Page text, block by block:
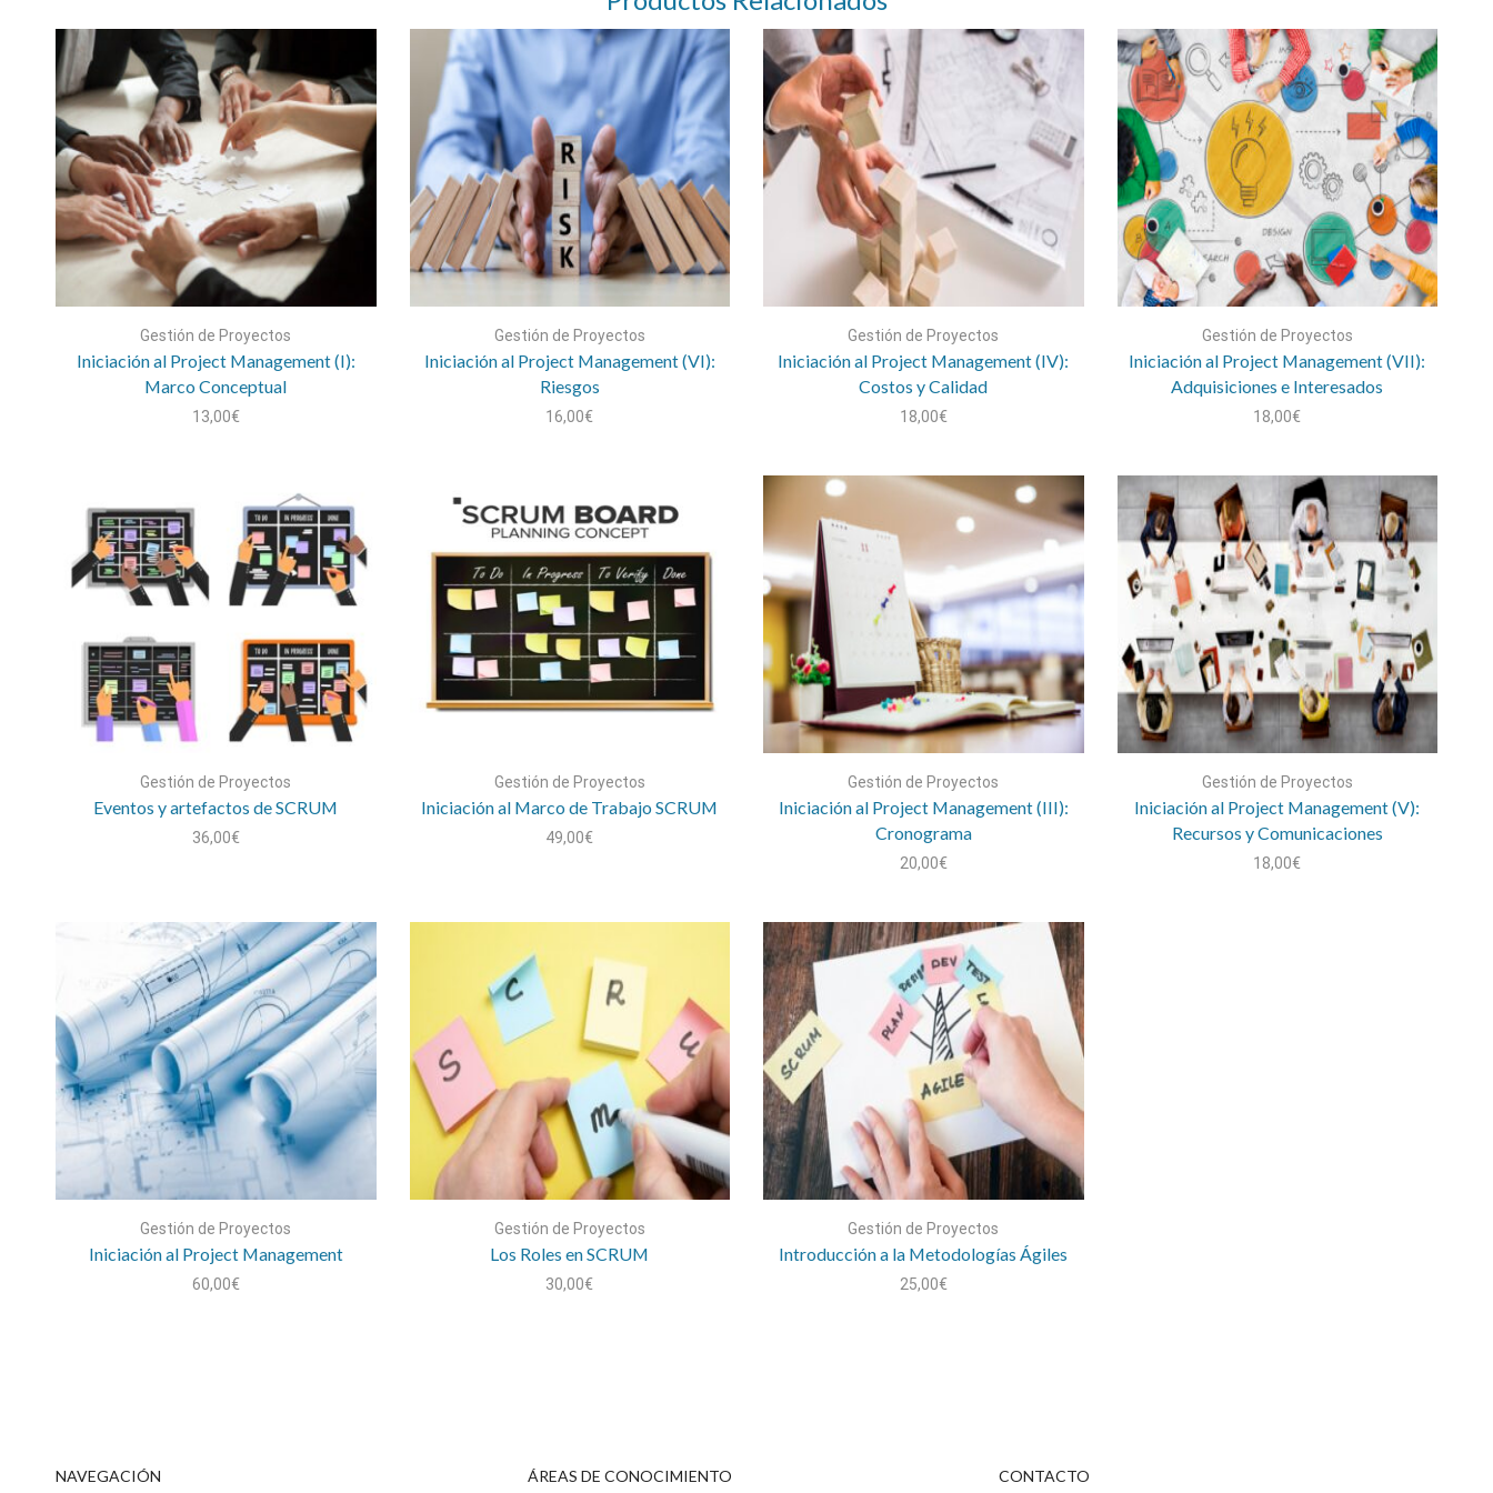
Gestión de Proyectos
Iniciación al Project Management (I):
Marco Conceptual
13,00€
Gestión de Proyectos
Iniciación al Project Management (VI):
Riesgos
16,00€
Gestión de Proyectos
Iniciación al Project Management (IV):
Costos y Calidad
18,00€
Gestión de Proyectos
Iniciación al Project Management (VII):
Adquisiciones e Interesados
18,00€
Gestión de Proyectos
Eventos y artefactos de SCRUM
36,00€
Gestión de Proyectos
Iniciación al Marco de Trabajo SCRUM
49,00€
Gestión de Proyectos
Iniciación al Project Management (III):
Cronograma
20,00€
Gestión de Proyectos
Iniciación al Project Management (V):
Recursos y Comunicaciones
18,00€
Gestión de Proyectos
Iniciación al Project Management
60,00€
Gestión de Proyectos
Los Roles en SCRUM
30,00€
Gestión de Proyectos
Introducción a la Metodologías Ágiles
25,00€
NAVEGACIÓN ÁREAS DE CONOCIMIENTO CONTACTO